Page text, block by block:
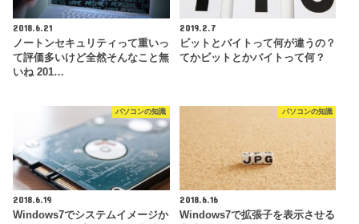
2018.6.21
ノートンセキュリティって重いっ
て評価多いけど全然そんなこと無
いね 201…
2019.2.7
ビットとバイトって何が違うの？
てかビットとかバイトって何？
パソコンの知識
2018.6.19
Windows7でシステムイメージか
パソコンの知識
2018.6.16
Windows7で拡張子を表示させる